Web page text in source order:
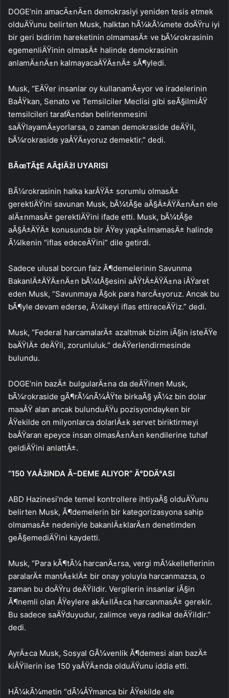
DOGE’nin amacÄ±nÄ±n demokrasiyi yeniden tesis etmek
olduÄŸunu belirten Musk, halktan hÃ¼kÃ¼mete doÄŸru iyi
bir geri bidirim hareketinin olmamasÄ± ve bÃ¼rokrasinin
egemenliÄŸinin olmasÄ± halinde demokrasinin
anlamÄ±nÄ±n kalmayacaÄŸÄ±nÄ± sÃ¶yledi.
Musk, “EÄŸer insanlar oy kullanamÄ±yor ve iradelerinin
BaÅŸkan, Senato ve Temsilciler Meclisi gibi seÃ§ilmiÅŸ
temsilcileri tarafÄ±ndan belirlenmesini
saÄŸlayamÄ±yorlarsa, o zaman demokraside deÄŸil,
bÃ¼rokraside yaÅŸÄ±yoruz demektir.” dedi.
BÃœTÃ‡E AÃ‡IÄžI UYARISI
BÃ¼rokrasinin halka karÅŸÄ± sorumlu olmasÄ±
gerektiÄŸini savunan Musk, bÃ¼tÃ§e aÃ§Ä±ÄŸÄ±nÄ±n ele
alÄ±nmasÄ± gerektiÄŸini ifade etti. Musk, bÃ¼tÃ§e
aÃ§Ä±ÄŸÄ± konusunda bir ÅŸey yapÄ±lmamasÄ± halinde
Ã¼lkenin “iflas edeceÄŸini” dile getirdi.
Sadece ulusal borcun faiz Ã¶demelerinin Savunma
BakanlÄ±ÄŸÄ±nÄ±n bÃ¼tÃ§esini aÅŸtÄ±ÄŸÄ±na iÅŸaret
eden Musk, “Savunmaya Ã§ok para harcÄ±yoruz. Ancak bu
bÃ¶yle devam ederse, Ã¼lkeyi iflas ettireceÄŸiz.” dedi.
Musk, “Federal harcamalarÄ± azaltmak bizim iÃ§in isteÄŸe
baÄŸlÄ± deÄŸil, zorunluluk.” deÄŸerlendirmesinde
bulundu.
DOGE’nin bazÄ± bulgularÄ±na da deÄŸinen Musk,
bÃ¼rokraside gÃ¶rÃ¼nÃ¼ÅŸte birkaÃ§ yÃ¼z bin dolar
maaÅŸ alan ancak bulunduÄŸu pozisyondayken bir
ÅŸekilde on milyonlarca dolarlÄ±k servet biriktirmeyi
baÅŸaran epeyce insan olmasÄ±nÄ±n kendilerine tuhaf
geldiÄŸini anlattÄ±.
“150 YAÅžINDA Ã–DEME ALIYOR” Ä°DDÄ°ASI
ABD Hazinesi’nde temel kontrollere ihtiyaÃ§ olduÄŸunu
belirten Musk, Ã¶demelerin bir kategorizasyona sahip
olmamasÄ± nedeniyle bakanlÄ±klarÄ±n denetimden
geÃ§emediÄŸini kaydetti.
Musk, “Para kÃ¶tÃ¼ harcanÄ±rsa, vergi mÃ¼kelleflerinin
paralarÄ± mantÄ±klÄ± bir onay yoluyla harcanmazsa, o
zaman bu doÄŸru deÄŸildir. Vergilerin insanlar iÃ§in
Ã¶nemli olan ÅŸeylere akÄ±llÄ±ca harcanmasÄ± gerekir.
Bu sadece saÄŸduyudur, zalimce veya radikal deÄŸildir.”
dedi.
AyrÄ±ca Musk, Sosyal GÃ¼venlik Ã¶demesi alan bazÄ±
kiÅŸilerin ise 150 yaÅŸÄ±nda olduÄŸunu iddia etti.
HÃ¼kÃ¼metin “dÃ¼ÅŸmanca bir ÅŸekilde ele